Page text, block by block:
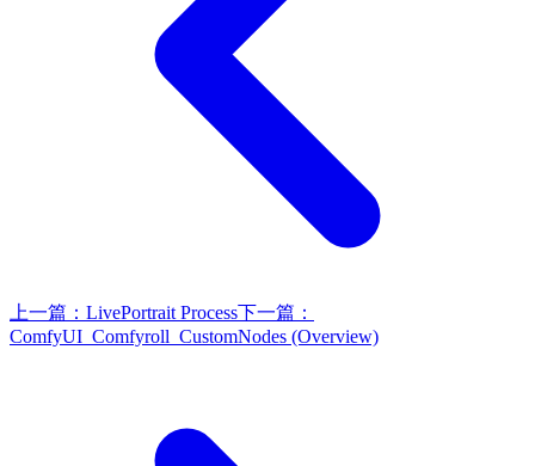
上一篇： LivePortrait Process下一篇：
ComfyUI_Comfyroll_CustomNodes (Overview)